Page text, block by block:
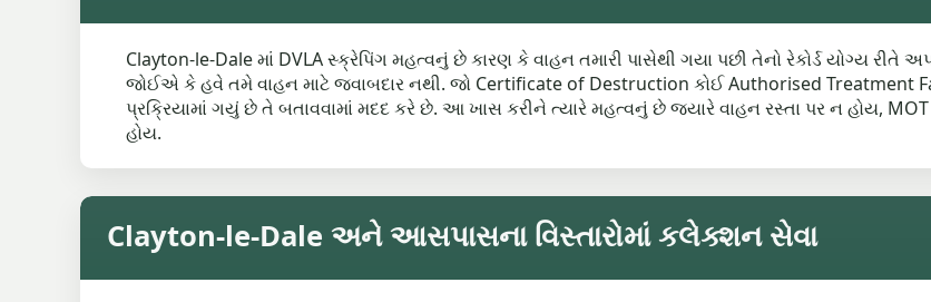
Clayton-le-Dale માં DVLA સ્ક્રેપિંગ મહત્વનું છે કારણ કે વાહન તમારી પાસેથી ગયા પછી તેનો રેકોર્ડ યોગ્ય રીતે
જોઈએ કે હવે તમે વાહન માટે જવાબદાર નથી. જો Certificate of Destruction કોઈ Authorised Treatment
પ્રક્રિયામાં ગયું છે તે બતાવવામાં મદદ કરે છે. આ ખાસ કરીને ત્યારે મહત્વનું છે જ્યારે વાહન રસ્તા પર ન હોય,
હોય.
Clayton-le-Dale અને આસપાસના વિસ્તારોમાં કલેક્શન સેવા